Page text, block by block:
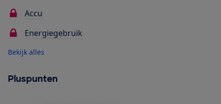
Accu
Energiegebruik
Bekijk alles
Pluspunten